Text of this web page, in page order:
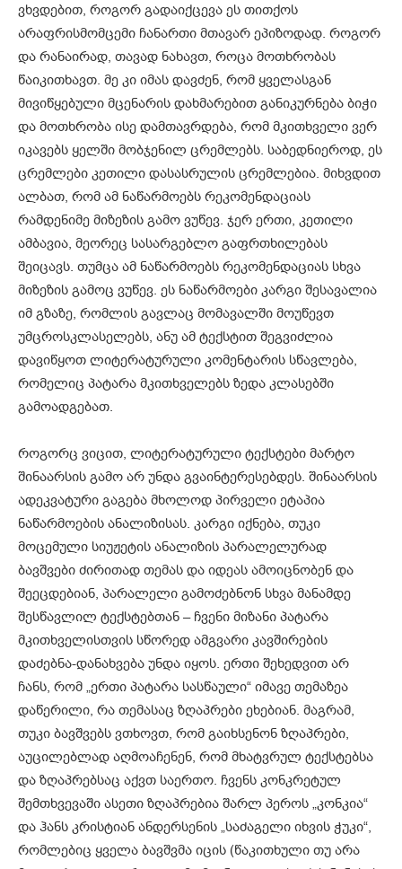
ვხვდებით, როგორ გადაიქცევა ეს თითქოს
არაფრისმომცემი ჩანართი მთავარ ეპიზოდად. როგორ
და რანაირად, თავად ნახავთ, როცა მოთხრობას
წაიკითხავთ. მე კი იმას დავძენ, რომ ყველასგან
მივიწყებული მცენარის დახმარებით განიკურნება ბიჭი
და მოთხრობა ისე დამთავრდება, რომ მკითხველი ვერ
იკავებს ყელში მობჯენილ ცრემლებს. საბედნიეროდ, ეს
ცრემლები კეთილი დასასრულის ცრემლებია. მიხვდით
ალბათ, რომ ამ ნაწარმოებს რეკომენდაციას
რამდენიმე მიზეზის გამო ვუწევ. ჯერ ერთი, კეთილი
ამბავია, მეორეც სასარგებლო გაფრთხილებას
შეიცავს. თუმცა ამ ნაწარმოებს რეკომენდაციას სხვა
მიზეზის გამოც ვუწევ. ეს ნაწარმოები კარგი შესავალია
იმ გზაზე, რომლის გავლაც მომავალში მოუწევთ
უმცროსკლასელებს, ანუ ამ ტექსტით შეგვიძლია
დავიწყოთ ლიტერატურული კომენტარის სწავლება,
რომელიც პატარა მკითხველებს ზედა კლასებში
გამოადგებათ.
როგორც ვიცით, ლიტერატურული ტექსტები მარტო
შინაარსის გამო არ უნდა გვაინტერესებდეს. შინაარსის
ადეკვატური გაგება მხოლოდ პირველი ეტაპია
ნაწარმოების ანალიზისას. კარგი იქნება, თუკი
მოცემული სიუჟეტის ანალიზის პარალელურად
ბავშვები ძირითად თემას და იდეას ამოიცნობენ და
შეეცდებიან, პარალელი გამოძებნონ სხვა მანამდე
შესწავლილ ტექსტებთან – ჩვენი მიზანი პატარა
მკითხველისთვის სწორედ ამგვარი კავშირების
დაძებნა-დანახვება უნდა იყოს. ერთი შეხედვით არ
ჩანს, რომ „ერთი პატარა სასწაული“ იმავე თემაზეა
დაწერილი, რა თემასაც ზღაპრები ეხებიან. მაგრამ,
თუკი ბავშვებს ვთხოვთ, რომ გაიხსენონ ზღაპრები,
აუცილებლად აღმოაჩენენ, რომ მხატვრულ ტექსტებსა
და ზღაპრებსაც აქვთ საერთო. ჩვენს კონკრეტულ
შემთხვევაში ასეთი ზღაპრებია შარლ პეროს „კონკია“
და ჰანს კრისტიან ანდერსენის „საძაგელი იხვის ჭუკი“,
რომლებიც ყველა ბავშვმა იცის (წაკითხული თუ არა